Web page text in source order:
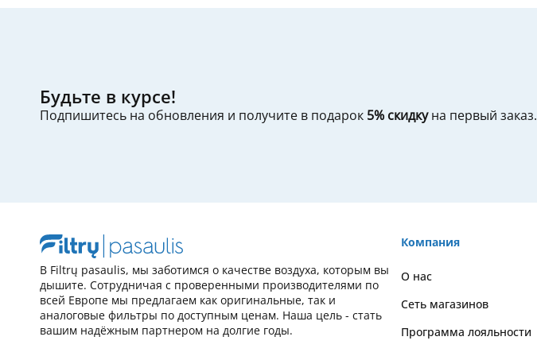
Будьте в курсе!
Подпишитесь на обновления и получите в подарок 5% скидкуна первый заказ.
В Filtrų pasaulis, мы заботимся о качестве воздуха, которым вы
дышите. Сотрудничая с проверенными производителями по
всей Европе мы предлагаем как оригинальные, так и
аналоговые фильтры по доступным ценам. Наша цель - стать
вашим надёжным партнером на долгие годы.
Компания
О нас
Сеть магазинов
Программа лояльности